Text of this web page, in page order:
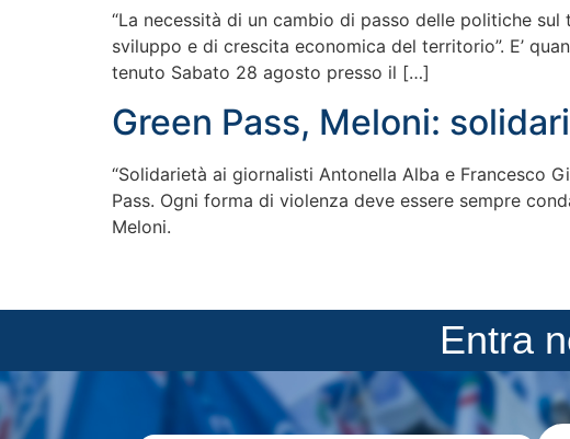
“La necessità di un cambio di passo delle politiche
sviluppo e di crescita economica del territorio”. E’
tenuto Sabato 28 agosto presso il […]
Green Pass, Meloni:
“Solidarietà ai giornalisti Antonella Alba e Francesco
Pass. Ogni forma di violenza deve essere sempre
Meloni.
Entra